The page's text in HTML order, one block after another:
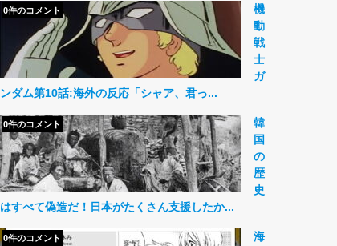
機
動
戦
士
ガ
ンダム第10話:海外の反応「シャア、君っ...
0件のコメント
韓
国
の
歴
史
はすべて偽造だ！日本がたくさん支援したか...
0件のコメント
海
0件のコメント